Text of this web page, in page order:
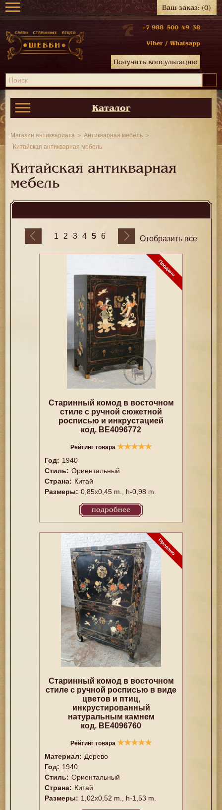
Ваш заказ:(0)
+7 988 500 49 38
Viber / Whatsapp
Получить консультацию
Каталог
Магазин антиквариата
Антикварная мебель
Китайская антикварная мебель
Китайская антикварная
мебель
1 2 3 4 5 6 Отобразить все
Старинный комод в восточном
стиле с ручной сюжетной
росписью и инкрустацией
код. BE4096772
Рейтинг товара ★★★★★
Год: 1940
Стиль: Ориентальный
Страна: Китай
Размеры: 0,85x0,45 m., h-0,98 m.
подробнее
Старинный комод в восточном
стиле с ручной росписью в виде
цветов и птиц,
инкрустированный
натуральным камнем
код. BE4096760
Рейтинг товара ★★★★★
Материал: Дерево
Год: 1940
Стиль: Ориентальный
Страна: Китай
Размеры: 1,02x0,52 m., h-1,53 m.